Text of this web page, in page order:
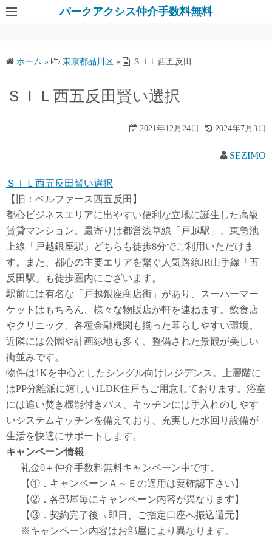
パークアクシス仲介手数料無料
ホーム » 東京都品川区 » ＳＩＬ西五反田
ＳＩＬ西五反田賢い選択
2021年12月24日 2024年7月3日
SEZIMO
ＳＩＬ西五反田賢い選択
【旧：ベルファース西五反田】
都心ビジネスエリアに出やすい便利な立地に誕生した高級
賃貸マンション。最寄りは都営浅草線「戸越駅」、東急池
上線「戸越銀座駅」どちらも徒歩8分でご利用いただけま
す。また、都心の主要エリアを繋ぐ人気路線JR山手線「五
反田駅」も徒歩圏内にございます。
駅前には有名な「戸越銀座商店街」があり、スーパーマー
ケットはもちろん、様々な物販店が軒を連ねます。飲食店
やクリニック、各種金融機関も揃った暮らしやすい環境。
近隣には公園や計画緑地も多く、整備された景観が美しい
街並みです。
物件は1Kを中心としたシングル向けレジデンス。上層階に
はPP分離派に嬉しい1LDK住戸もご用意しております。浴室
には追い焚き機能付きバス、キッチンには手入れのしやす
いシステムキッチンを備えており、充実した水回り設備が
生活を快適にサポートします。
キャンペーン情報
礼金0 ＋仲介手数料無料キャンペーン中です。
【①．キャンペーンＡ～Ｅの適用は要確認下さい】
【②．各部屋毎にキャンペーン内容が異なります】
【③．契約完了後→即日、ご指定口座へ振込還元】
※キャンペーン内容はお部屋により異なります。